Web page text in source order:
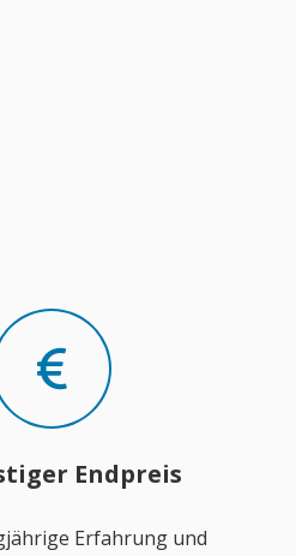
Endpreis
Erfahrung und